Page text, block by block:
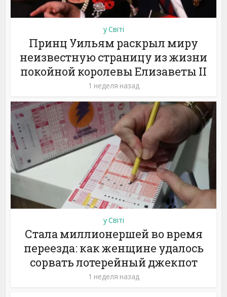
у Світі
Принц Уильям раскрыл миру
неизвестную страницу из жизни
покойной королевы Елизаветы II
1 неделя назад
у Світі
Стала миллионершей во время
переезда: как женщине удалось
сорвать лотерейный джекпот
1 неделя назад